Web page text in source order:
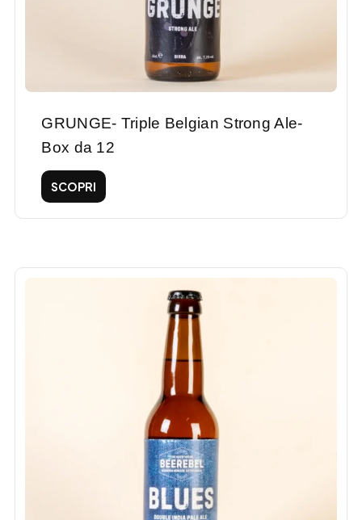
GRUNGE- Triple Belgian Strong Ale-
Box da 12
SCOPRI